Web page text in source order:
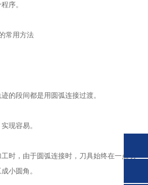
序。
常用方法
段间都是用圆弧连接过渡。
现容易。
，由于圆弧连接时，刀具始终在一点切
小圆角。